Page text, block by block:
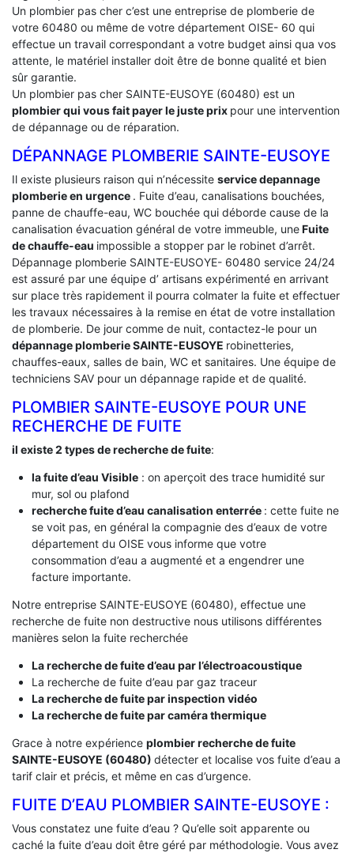
Un plombier pas cher c’est une entreprise de plomberie de
votre 60480 ou même de votre département OISE- 60 qui
effectue un travail correspondant a votre budget ainsi qua vos
attente, le matériel installer doit être de bonne qualité et bien
sûr garantie.
Un plombier pas cher SAINTE-EUSOYE (60480) est un
plombier qui vous fait payer le juste prix pour une intervention
de dépannage ou de réparation.
DÉPANNAGE PLOMBERIE SAINTE-EUSOYE
Il existe plusieurs raison qui n’nécessite service depannage
plomberie en urgence . Fuite d’eau, canalisations bouchées,
panne de chauffe-eau, WC bouchée qui déborde cause de la
canalisation évacuation général de votre immeuble, uneFuite
de chauffe-eau impossible a stopper par le robinet d’arrêt.
Dépannage plomberie SAINTE-EUSOYE- 60480 service 24/24
est assuré par une équipe d’ artisans expérimenté en arrivant
sur place très rapidement il pourra colmater la fuite et effectuer
les travaux nécessaires à la remise en état de votre installation
de plomberie. De jour comme de nuit, contactez-le pour un
dépannage plomberie SAINTE-EUSOYE robinetteries,
chauffes-eaux, salles de bain, WC et sanitaires. Une équipe de
techniciens SAV pour un dépannage rapide et de qualité.
PLOMBIER SAINTE-EUSOYE POUR UNE
RECHERCHE DE FUITE
il existe 2 types de recherche de fuite:
la fuite d’eau Visible: on aperçoit des trace humidité sur
mur, sol ou plafond
recherche fuite d’eau canalisation enterrée : cette fuite ne
se voit pas, en général la compagnie des d’eaux de votre
département du OISE vous informe que votre
consommation d’eau a augmenté et a engendrer une
facture importante.
Notre entreprise SAINTE-EUSOYE (60480), effectue une
recherche de fuite non destructive nous utilisons différentes
manières selon la fuite recherchée
La recherche de fuite d’eau par l’électroacoustique
La recherche de fuite d’eau par gaz traceur
La recherche de fuite par inspection vidéo
La recherche de fuite par caméra thermique
Grace à notre expérience plombier recherche de fuite
SAINTE-EUSOYE (60480) détecter et localise vos fuite d’eau a
tarif clair et précis, et même en cas d’urgence.
FUITE D’EAU PLOMBIER SAINTE-EUSOYE :
Vous constatez une fuite d’eau ? Qu’elle soit apparente ou
caché la fuite d’eau doit être géré par méthodologie. Vous avez